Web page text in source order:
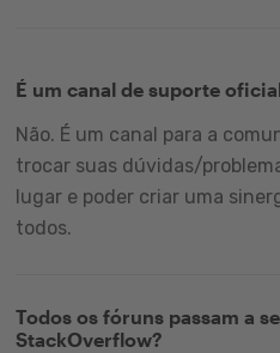
É um canal de suporte
Não. É um canal para a
trocar suas dúvidas/
lugar e poder criar uma
todos.
Todos os fóruns passam a
StackOverflow?